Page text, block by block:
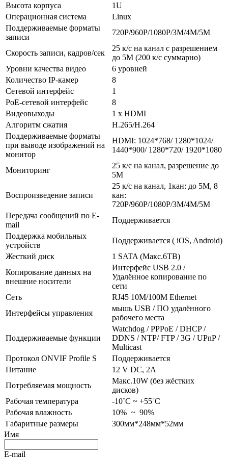
Высота корпуса
1U
Операционная система
Linux
Поддерживаемые форматы
записи
720Р/960P/1080P/3M/4M/5M
Скорость записи, кадров/сек
25 к/с на канал с разрешением
до 5М (200 к/с суммарно)
Уровни качества видео
6 уровней
Количество IP-камер
8
Сетевой интерфейс
1
PoE-сетевой интерфейс
8
Видеовыходы
1 х HDMI
Алгоритм сжатия
H.265/H.264
Поддерживаемые форматы
при выводе изображений на
монитор
HDMI: 1024*768/ 1280*1024/
1440*900/ 1280*720/ 1920*1080
Мониторинг
25 к/с на канал, разрешение до
5M
Воспроизведение записи
25 к/с на канал, 1кан: до 5М, 8
кан:
720P/960P/1080P/3М/4М/5М
Передача сообщений по E-
mail
Поддерживается
Поддержка мобильных
устройств
Поддерживается ( iOS, Android)
Жесткий диск
1 SATA (Maкс.6TB)
Копирование данных на
внешние носители
Интерфейс USB 2.0 /
Удалённое копирование по
сети
Сеть
RJ45 10M/100M Ethernet
Интерфейсы управления
мышь USB / ПО удалённого
рабочего места
Поддерживаемые функции
Watchdog / PPPoE / DHCP /
DDNS / NTP/ FTP / 3G / UPnP /
Multicast
Протокол ONVIF Profile S
Поддерживается
Питание
12 V DC, 2A
Потребляемая мощность
Макс.10W (без жёстких
дисков)
Рабочая температура
-10˚C ~ +55˚C
Рабочая влажность
10% ~ 90%
Габаритные размеры
300мм*248мм*52мм
Имя
E-mail